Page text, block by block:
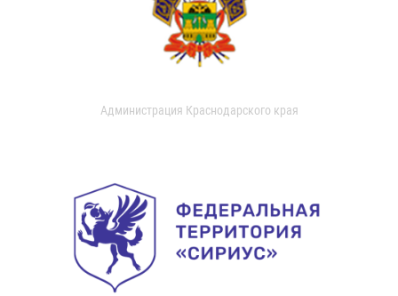
Администрация Краснодарского края